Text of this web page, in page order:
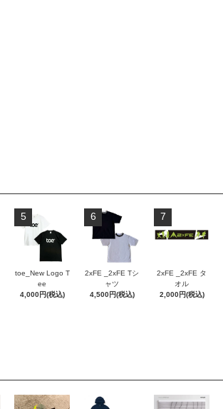
5
toe_New Logo T
ee
4,000円(税込)
6
2xFE _2xFE Tシ
ャツ
4,500円(税込)
7
2xFE _2xFE タ
オル
2,000円(税込)